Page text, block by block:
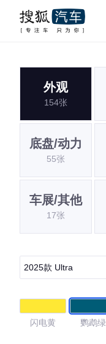
外观
154张
底盘/动力
55张
车展/其他
17张
2025款 Ultra
闪电黄 鹦鹉绿